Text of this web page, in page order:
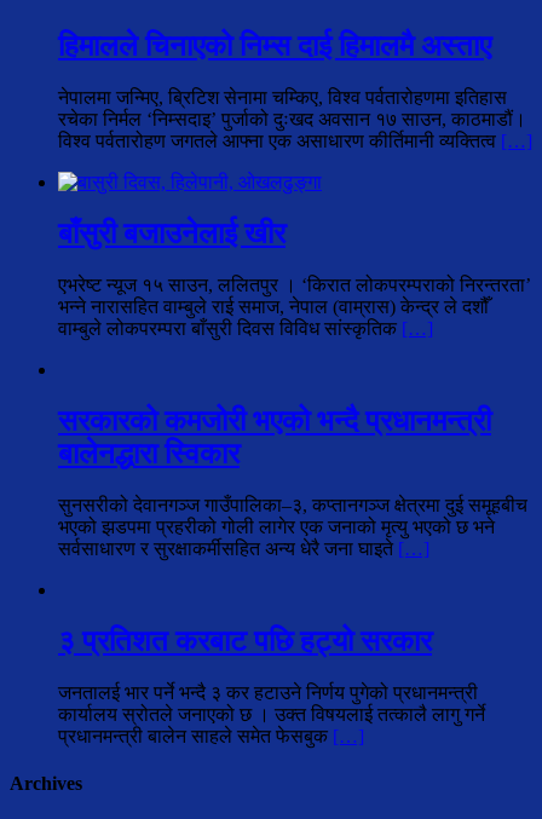
हिमालले चिनाएको निम्स दाई हिमालमै अस्ताए
नेपालमा जन्मिए, ब्रिटिश सेनामा चम्किए, विश्व पर्वतारोहणमा इतिहास
रचेका निर्मल ‘निम्सदाइ’ पुर्जाको दुःखद अवसान १७ साउन, काठमाडौं।
विश्व पर्वतारोहण जगतले आफ्ना एक असाधारण कीर्तिमानी व्यक्तित्व […]
बाँसुरी बजाउनेलाई खीर
एभरेष्ट न्यूज १५ साउन, ललितपुर । ‘किरात लोकपरम्पराको निरन्तरता’
भन्ने नारासहित वाम्बुले राई समाज, नेपाल (वाम्रास) केन्द्र ले दशौँ
वाम्बुले लोकपरम्परा बाँसुरी दिवस विविध सांस्कृतिक […]
सरकारको कमजोरी भएको भन्दै प्रधानमन्त्री
बालेनद्धारा स्विकार
सुनसरीको देवानगञ्ज गाउँपालिका–३, कप्तानगञ्ज क्षेत्रमा दुई समूहबीच
भएको झडपमा प्रहरीको गोली लागेर एक जनाको मृत्यु भएको छ भने
सर्वसाधारण र सुरक्षाकर्मीसहित अन्य धेरै जना घाइते […]
३ प्रतिशत करबाट पछि हट्यो सरकार
जनतालई भार पर्ने भन्दै ३ कर हटाउने निर्णय पुगेको प्रधानमन्त्री
कार्यालय स्रोतले जनाएको छ । उक्त विषयलाई तत्कालै लागु गर्ने
प्रधानमन्त्री बालेन साहले समेत फेसबुक […]
Archives